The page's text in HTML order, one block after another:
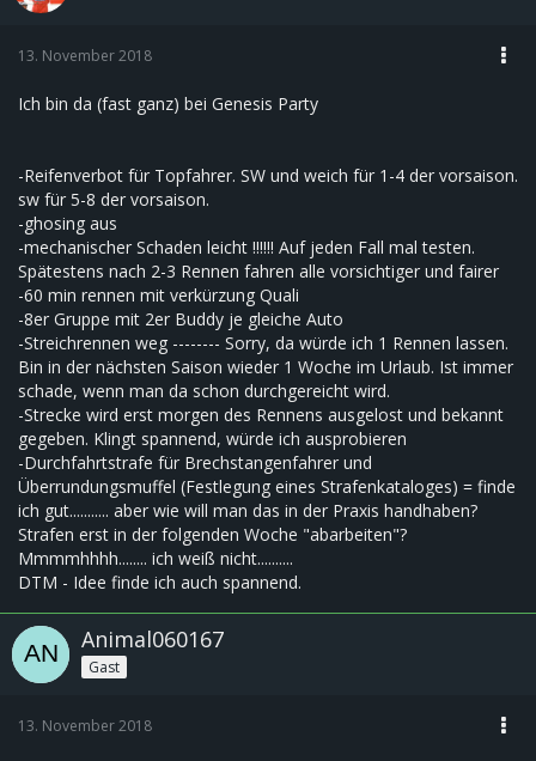
13. November 2018
Ich bin da (fast ganz) bei Genesis Party
-Reifenverbot für Topfahrer. SW und weich für 1-4 der vorsaison.
sw für 5-8 der vorsaison.
-ghosing aus
-mechanischer Schaden leicht !!!!!! Auf jeden Fall mal testen.
Spätestens nach 2-3 Rennen fahren alle vorsichtiger und fairer
-60 min rennen mit verkürzung Quali
-8er Gruppe mit 2er Buddy je gleiche Auto
-Streichrennen weg -------- Sorry, da würde ich 1 Rennen lassen.
Bin in der nächsten Saison wieder 1 Woche im Urlaub. Ist immer
schade, wenn man da schon durchgereicht wird.
-Strecke wird erst morgen des Rennens ausgelost und bekannt
gegeben. Klingt spannend, würde ich ausprobieren
-Durchfahrtstrafe für Brechstangenfahrer und
Überrundungsmuffel (Festlegung eines Strafenkataloges) = finde
ich gut........... aber wie will man das in der Praxis handhaben?
Strafen erst in der folgenden Woche "abarbeiten"?
Mmmmhhhh........ ich weiß nicht..........
DTM - Idee finde ich auch spannend.
Animal060167
Gast
13. November 2018